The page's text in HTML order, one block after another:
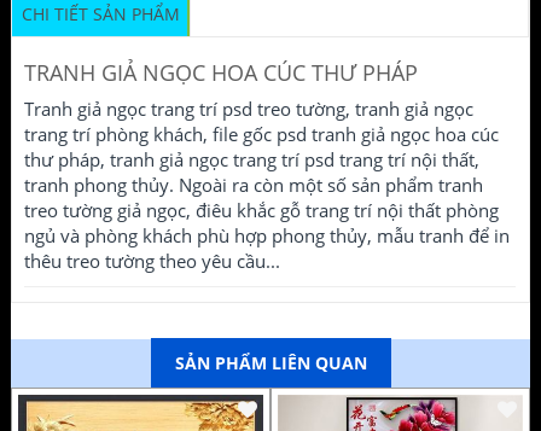
CHI TIẾT SẢN PHẨM
TRANH GIẢ NGỌC HOA CÚC THƯ PHÁP
Tranh giả ngọc trang trí psd treo tường, tranh giả ngọc
trang trí phòng khách, file gốc psd tranh giả ngọc hoa cúc
thư pháp, tranh giả ngọc trang trí psd trang trí nội thất,
tranh phong thủy. Ngoài ra còn một số sản phẩm tranh
treo tường giả ngọc, điêu khắc gỗ trang trí nội thất phòng
ngủ và phòng khách phù hợp phong thủy, mẫu tranh để in
thêu treo tường theo yêu cầu...
SẢN PHẨM LIÊN QUAN